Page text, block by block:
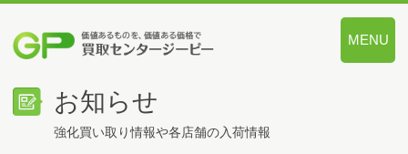
MENU
お知らせ
強化買い取り情報や各店舗の入荷情報